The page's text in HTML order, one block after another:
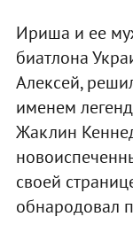
Ириша и ее
биатлона
Алексей,
именем
Жаклин
своей
обнародовал